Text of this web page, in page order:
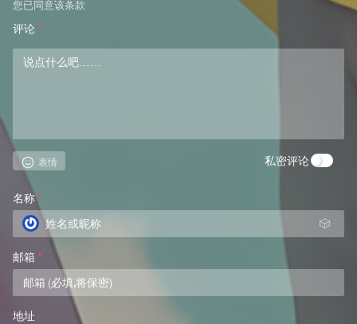
您已同意该条款
评论 *
表情 私密评论
名称*
🎲
邮箱 *
地址